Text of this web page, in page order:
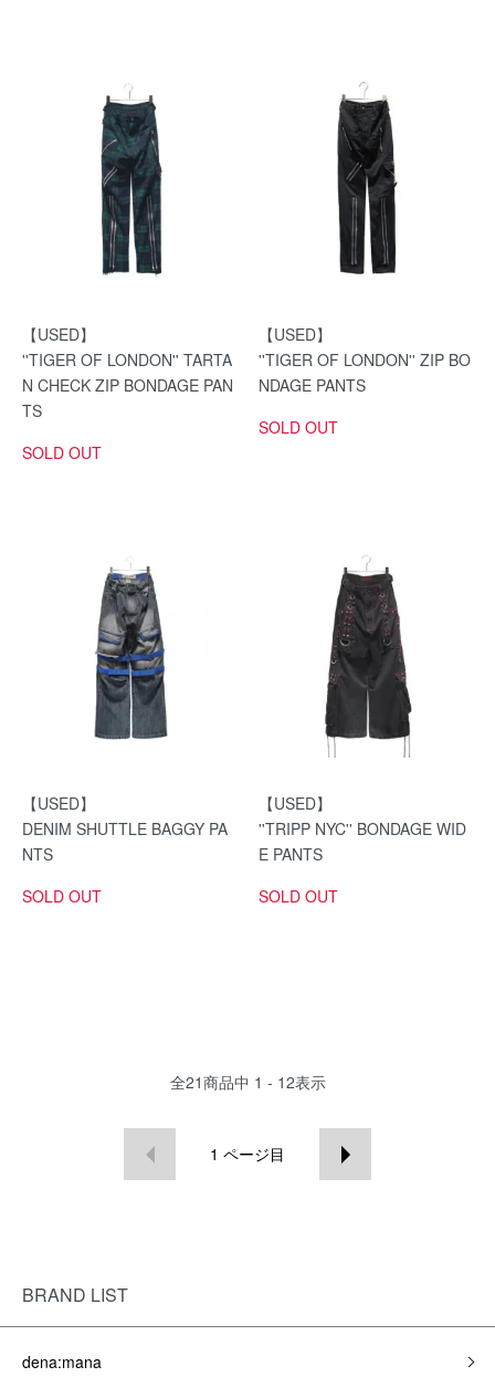
【USED】
''TIGER OF LONDON'' TARTA
N CHECK ZIP BONDAGE PAN
TS
SOLD OUT
【USED】
''TIGER OF LONDON'' ZIP BO
NDAGE PANTS
SOLD OUT
【USED】
DENIM SHUTTLE BAGGY PA
NTS
SOLD OUT
【USED】
''TRIPP NYC'' BONDAGE WID
E PANTS
SOLD OUT
全21商品中 1 - 12表示
1 ページ目
BRAND LIST
dena:mana